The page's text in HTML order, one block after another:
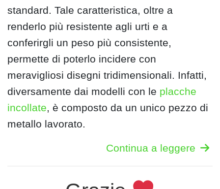
standard. Tale caratteristica, oltre a
renderlo più resistente agli urti e a
conferirgli un peso più consistente,
permette di poterlo incidere con
meravigliosi disegni tridimensionali. Infatti,
diversamente dai modelli con le placche
incollate, è composto da un unico pezzo di
metallo lavorato.
Continua a leggere